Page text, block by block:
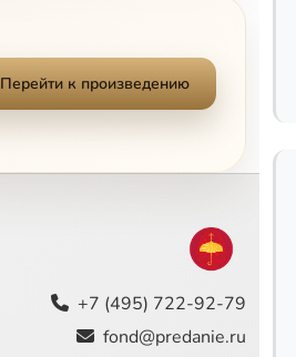
10:21 Сейчас
Перейти к произведению
+7 (495) 722-92-79
fond@predanie.ru